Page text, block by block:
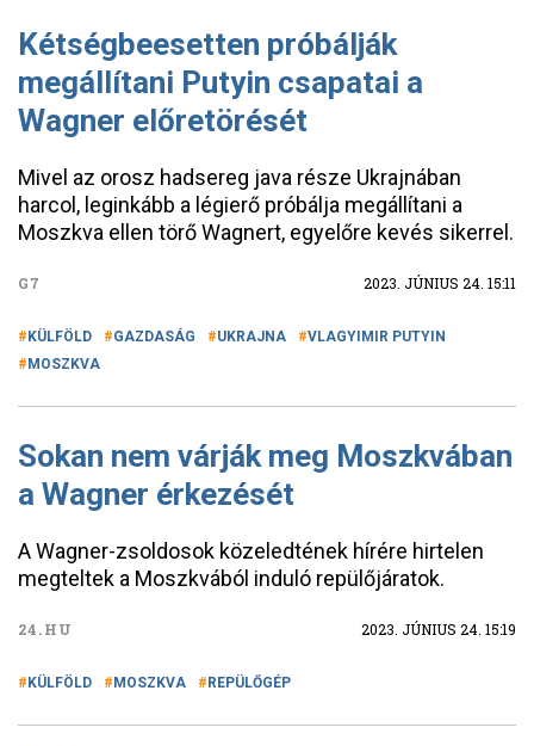
Kétségbeesetten próbálják
megállítani Putyin csapatai a
Wagner előretörését
Mivel az orosz hadsereg java része Ukrajnában
harcol, leginkább a légierő próbálja megállítani a
Moszkva ellen törő Wagnert, egyelőre kevés sikerrel.
G7 2023. JÚNIUS 24. 15:11
KÜLFÖLD GAZDASÁG UKRAJNA
VLAGYIMIR PUTYIN
MOSZKVA
Sokan nem várják meg Moszkvában
a Wagner érkezését
A Wagner-zsoldosok közeledtének hírére hirtelen
megteltek a Moszkvából induló repülőjáratok.
24.HU 2023. JÚNIUS 24. 15:19
KÜLFÖLD MOSZKVA REPÜLŐGÉP